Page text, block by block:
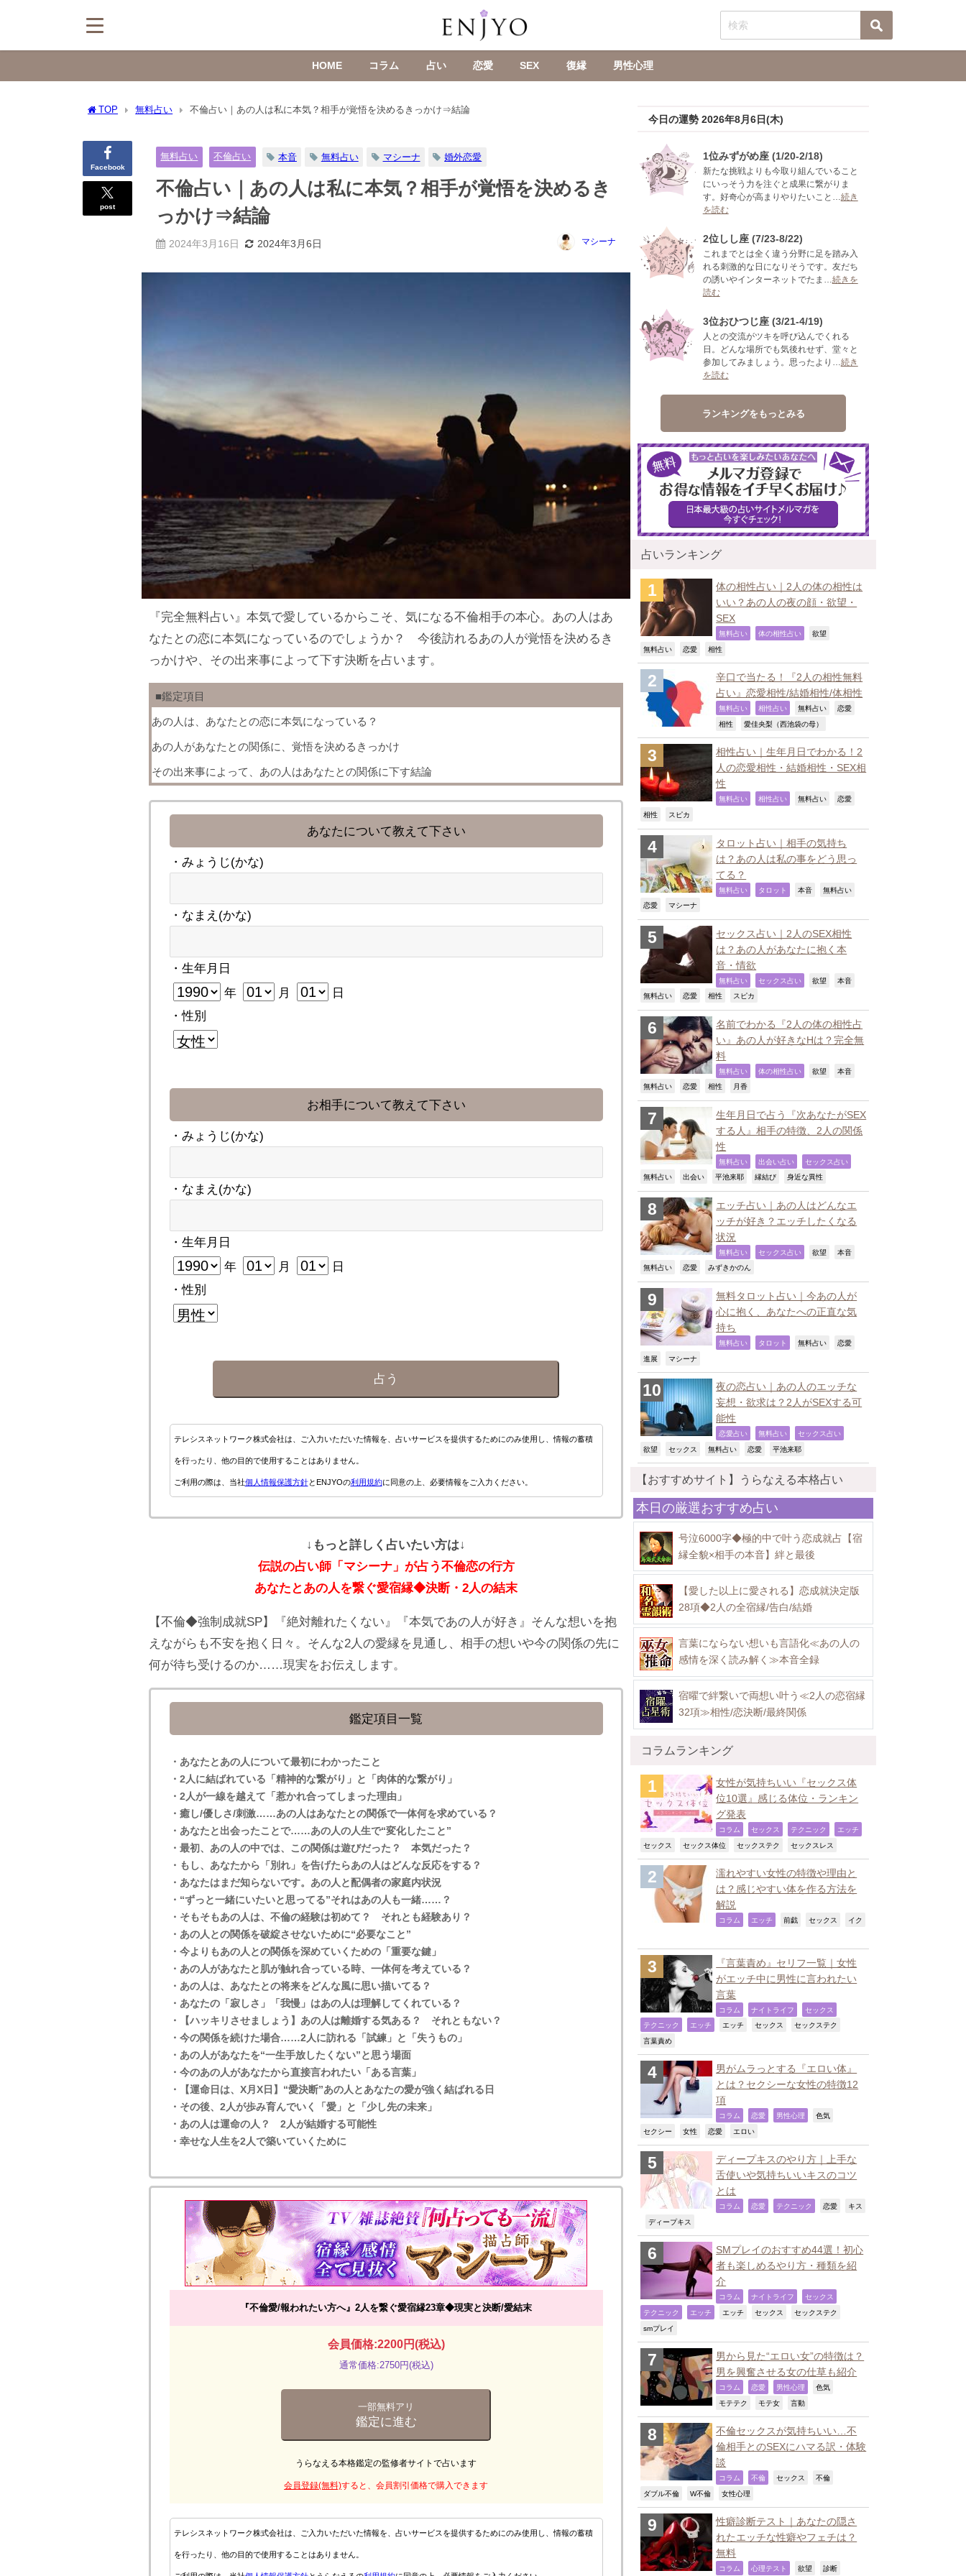
HOME コラム 占い 恋愛 SEX 復縁 男性心理
TOP 無料占い 不倫占い｜あの人は私に本気？相手が覚悟を決めるきっかけ⇒結論
Facebook
post
無料占い 不倫占い 本音 無料占い マシーナ 婚外恋愛
不倫占い｜あの人は私に本気？相手が覚悟を決めるき
っかけ⇒結論
2024年3月16日 2024年3月6日 マシーナ
『完全無料占い』本気で愛しているからこそ、気になる不倫相手の本心。あの人はあ
なたとの恋に本気になっているのでしょうか？ 今後訪れるあの人が覚悟を決めるき
っかけや、その出来事によって下す決断を占います。
■鑑定項目
あの人は、あなたとの恋に本気になっている？
あの人があなたとの関係に、覚悟を決めるきっかけ
その出来事によって、あの人はあなたとの関係に下す結論
あなたについて教えて下さい
・みょうじ(かな)
・なまえ(かな)
・生年月日
年 月
日
・性別
お相手について教えて下さい
・みょうじ(かな)
・なまえ(かな)
・生年月日
年 月
日
・性別
占う
テレシスネットワーク株式会社は、ご入力いただいた情報を、占いサービスを提供するためにのみ使用し、情報の蓄積
を行ったり、他の目的で使用することはありません。
ご利用の際は、当社個人情報保護方針とENJYOの利用規約に同意の上、必要情報をご入力ください。
↓もっと詳しく占いたい方は↓
伝説の占い師「マシーナ」が占う不倫恋の行方
あなたとあの人を繋ぐ愛宿縁◆決断・2人の結末
【不倫◆強制成就SP】『絶対離れたくない』『本気であの人が好き』そんな想いを抱
えながらも不安を抱く日々。そんな2人の愛縁を見通し、相手の想いや今の関係の先に
何が待ち受けるのか……現実をお伝えします。
鑑定項目一覧
・あなたとあの人について最初にわかったこと
・2人に結ばれている「精神的な繋がり」と「肉体的な繋がり」
・2人が一線を越えて「惹かれ合ってしまった理由」
・癒し/優しさ/刺激……あの人はあなたとの関係で一体何を求めている？
・あなたと出会ったことで……あの人の人生で“変化したこと”
・最初、あの人の中では、この関係は遊びだった？ 本気だった？
・もし、あなたから「別れ」を告げたらあの人はどんな反応をする？
・あなたはまだ知らないです。あの人と配偶者の家庭内状況
・“ずっと一緒にいたいと思ってる”それはあの人も一緒……？
・そもそもあの人は、不倫の経験は初めて？ それとも経験あり？
・あの人との関係を破綻させないために“必要なこと”
・今よりもあの人との関係を深めていくための「重要な鍵」
・あの人があなたと肌が触れ合っている時、一体何を考えている？
・あの人は、あなたとの将来をどんな風に思い描いてる？
・あなたの「寂しさ」「我慢」はあの人は理解してくれている？
・【ハッキリさせましょう】あの人は離婚する気ある？ それともない？
・今の関係を続けた場合……2人に訪れる「試練」と「失うもの」
・あの人があなたを“一生手放したくない”と思う場面
・今のあの人があなたから直接言われたい「ある言葉」
・【運命日は、X月X日】“愛決断”あの人とあなたの愛が強く結ばれる日
・その後、2人が歩み育んでいく「愛」と「少し先の未来」
・あの人は運命の人？ 2人が結婚する可能性
・幸せな人生を2人で築いていくために
『不倫愛/報われたい方へ』2人を繋ぐ愛宿縁23章◆現実と決断/愛結末
会員価格:2200円(税込)
通常価格:2750円(税込)
一部無料アリ
鑑定に進む
うらなえる本格鑑定の監修者サイトで占います
会員登録(無料)すると、会員割引価格で購入できます
テレシスネットワーク株式会社は、ご入力いただいた情報を、占いサービスを提供するためにのみ使用し、情報の蓄積
を行ったり、他の目的で使用することはありません。
今日の運勢 2026年8月6日(木)
1位みずがめ座 (1/20-2/18)
新たな挑戦よりも今取り組んでいること
にいっそう力を注ぐと成果に繋がりま
す。好奇心が高まりやりたいこと… 続き
を読む
2位しし座 (7/23-8/22)
これまでとは全く違う分野に足を踏み入
れる刺激的な日になりそうです。友だち
の誘いやインターネットでたま… 続きを
読む
3位おひつじ座 (3/21-4/19)
人との交流がツキを呼び込んでくれる
日。どんな場所でも気後れせず、堂々と
参加してみましょう。思ったより… 続き
を読む
ランキングをもっとみる
占いランキング
体の相性占い｜2人の体の相性は
いい？あの人の夜の顔・欲望・
SEX
無料占い 体の相性占い 欲望
無料占い 恋愛 相性
辛口で当たる！『2人の相性無料
占い』恋愛相性/結婚相性/体相性
無料占い 相性占い 無料占い 恋愛
相性 愛佳央梨（西池袋の母）
相性占い｜生年月日でわかる！2
人の恋愛相性・結婚相性・SEX相
性
無料占い 相性占い 無料占い 恋愛
相性 スピカ
タロット占い｜相手の気持ち
は？あの人は私の事をどう思っ
てる？
無料占い タロット 本音 無料占い
恋愛 マシーナ
セックス占い｜2人のSEX相性
は？あの人があなたに抱く本
音・情欲
無料占い セックス占い 欲望 本音
無料占い 恋愛 相性 スピカ
名前でわかる『2人の体の相性占
い』あの人が好きなHは？完全無
料
無料占い 体の相性占い 欲望 本音
無料占い 恋愛 相性 月香
生年月日で占う『次あなたがSEX
する人』相手の特徴、2人の関係
性
無料占い 出会い占い セックス占い
無料占い 出会い 平池来耶 縁結び 身近な異性
エッチ占い｜あの人はどんなエ
ッチが好き？エッチしたくなる
状況
無料占い セックス占い 欲望 本音
無料占い 恋愛 みずきかのん
無料タロット占い｜今あの人が
心に抱く、あなたへの正直な気
持ち
無料占い タロット 無料占い 恋愛
進展 マシーナ
夜の恋占い｜あの人のエッチな
妄想・欲求は？2人がSEXする可
能性
恋愛占い 無料占い セックス占い
欲望 セックス 無料占い 恋愛 平池来耶
【おすすめサイト】うらなえる本格占い
本日の厳選おすすめ占い
号泣6000字◆極的中で叶う恋成就占【宿
縁全貌×相手の本音】絆と最後
【愛した以上に愛される】恋成就決定版
28項◆2人の全宿縁/告白/結婚
言葉にならない想いも言語化≪あの人の
感情を深く読み解く≫本音全録
宿曜で絆繋いで両想い叶う≪2人の恋宿縁
32項≫相性/恋決断/最終関係
コラムランキング
女性が気持ちいい『セックス体
位10選』感じる体位・ランキン
グ発表
コラム セックス テクニック エッチ
セックス セックス体位 セックステク セックスレス
濡れやすい女性の特徴や理由と
は？感じやすい体を作る方法を
解説
コラム エッチ 前戯 セックス イク
『言葉責め』セリフ一覧｜女性
がエッチ中に男性に言われたい
言葉
コラム ナイトライフ セックス
テクニック エッチ エッチ セックス セックステク
言葉責め
男がムラっとする『エロい体』
とは？セクシーな女性の特徴12
項
コラム 恋愛 男性心理 色気
セクシー 女性 恋愛 エロい
ディープキスのやり方｜上手な
舌使いや気持ちいいキスのコツ
とは
コラム 恋愛 テクニック 恋愛 キス
ディープキス
SMプレイのおすすめ44選！初心
者も楽しめるやり方・種類を紹
介
コラム ナイトライフ セックス
テクニック エッチ エッチ セックス セックステク
smプレイ
男から見た“エロい女”の特徴は？
男を興奮させる女の仕草も紹介
コラム 恋愛 男性心理 色気
モテテク モテ女 言動
不倫セックスが気持ちいい…不
倫相手とのSEXにハマる訳・体験
談
コラム 不倫 セックス 不倫
ダブル不倫 W不倫 女性心理
性癖診断テスト｜あなたの隠さ
れたエッチな性癖やフェチは？
無料
コラム 心理テスト 欲望 診断